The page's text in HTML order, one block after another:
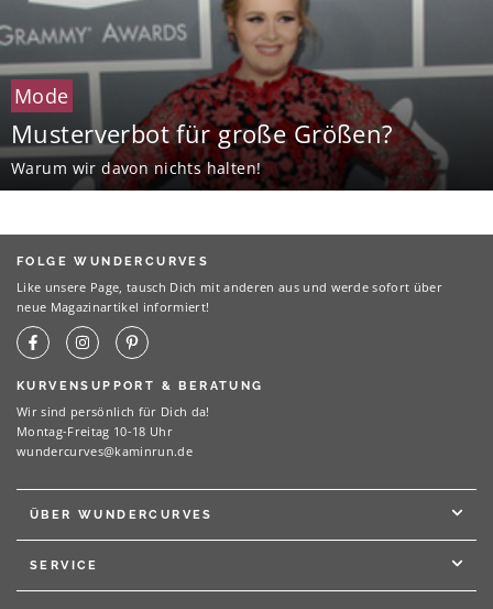
Mode
Musterverbot für große Größen?
Warum wir davon nichts halten!
FOLGE WUNDERCURVES
Like unsere Page, tausch Dich mit anderen aus und werde sofort über
neue Magazinartikel informiert!
KURVENSUPPORT & BERATUNG
Wir sind persönlich für Dich da!
Montag-Freitag 10-18 Uhr
wundercurves@kaminrun.de
ÜBER WUNDERCURVES
SERVICE